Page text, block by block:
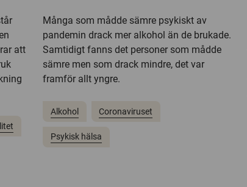
att
Många som mådde sämre psykiskt av
pandemin drack mer alkohol än de brukade.
Samtidigt fanns det personer som mådde
sämre men som drack mindre, det var
framför allt yngre.
Alkohol Coronaviruset
Psykisk hälsa